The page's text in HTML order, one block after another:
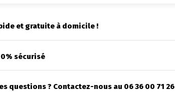
et gratuite à domicile !
sécurisé
questions ? Contactez-nous au 06 36 00 71 26